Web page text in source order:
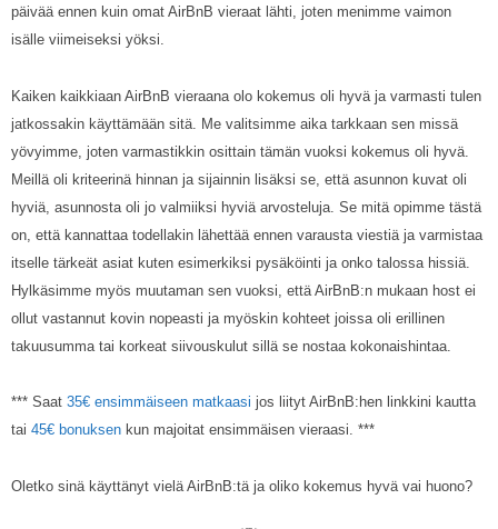
päivää ennen kuin omat AirBnB vieraat lähti, joten menimme vaimon
isälle viimeiseksi yöksi.
Kaiken kaikkiaan AirBnB vieraana olo kokemus oli hyvä ja varmasti tulen
jatkossakin käyttämään sitä. Me valitsimme aika tarkkaan sen missä
yövyimme, joten varmastikkin osittain tämän vuoksi kokemus oli hyvä.
Meillä oli kriteerinä hinnan ja sijainnin lisäksi se, että asunnon kuvat oli
hyviä, asunnosta oli jo valmiiksi hyviä arvosteluja. Se mitä opimme tästä
on, että kannattaa todellakin lähettää ennen varausta viestiä ja varmistaa
itselle tärkeät asiat kuten esimerkiksi pysäköinti ja onko talossa hissiä.
Hylkäsimme myös muutaman sen vuoksi, että AirBnB:n mukaan host ei
ollut vastannut kovin nopeasti ja myöskin kohteet joissa oli erillinen
takuusumma tai korkeat siivouskulut sillä se nostaa kokonaishintaa.
*** Saat 35€ ensimmäiseen matkaasi jos liityt AirBnB:hen linkkini kautta
tai 45€ bonuksen kun majoitat ensimmäisen vieraasi. ***
Oletko sinä käyttänyt vielä AirBnB:tä ja oliko kokemus hyvä vai huono?